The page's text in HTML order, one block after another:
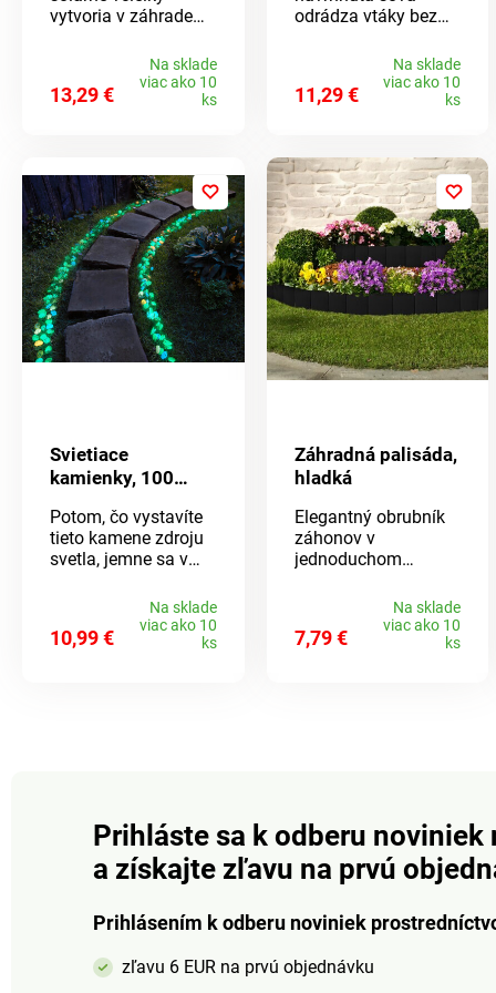
vytvoria v záhrade
Cez deň sa nabíjajú
slnečným svetlom a
po zotmení
Stačí zapichnúť do
zeme. Teplé biele
LED svetlo.
Gainsborough.
Solárny pohon.
13,29 €
Na sklade
viac ako 10
ks
odrádza vtáky bez
alebo chemikálií.
Vďaka reflexným
očiam vyzerá ako
možno naplniť
pieskom.
11,29 €
Na sklade
viac ako 10
ks
Svietiace
kamienky, 100
Potom, čo vystavíte
tieto kamene zdroju
svetla, jemne sa v
Nápaditá a kreatívna
dekorácia pre vašu
záhradu, terasu či
10,99 €
Na sklade
viac ako 10
ks
Záhradná palisáda,
hladká
Elegantný obrubník
záhonov v
jednoduchom
vhodný na oddelenie
trávnika od záhonu v
akejkoľvek záhrade.
7,79 €
Na sklade
viac ako 10
ks
Prihláste sa k odberu noviniek
a získajte zľavu na prvú
Prihlásením k odberu noviniek
zľavu 6 EUR na prvú objednávku